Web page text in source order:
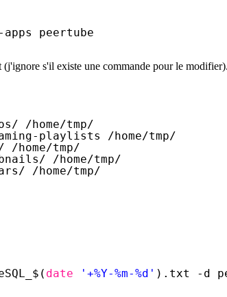
apps peertube
s'il existe une commande pour le modifier).
/home/tmp/
playlists
/home/tmp/
/home/tmp/
/home/tmp/
/home/tmp/
$( date '+%Y-%m-%d' ).txt -d